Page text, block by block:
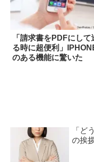
「請求書をPDFにして
る時に超便利」
のある機能に驚いた
「ど
の挨